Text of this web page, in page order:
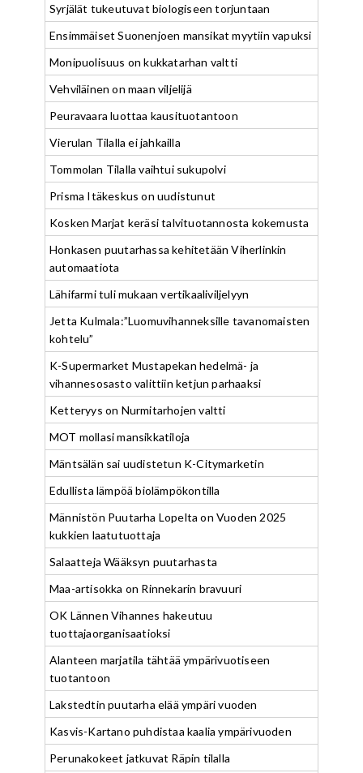
Syrjälät tukeutuvat biologiseen torjuntaan
Ensimmäiset Suonenjoen mansikat myytiin vapuksi
Monipuolisuus on kukkatarhan valtti
Vehviläinen on maan viljelijä
Peuravaara luottaa kausituotantoon
Vierulan Tilalla ei jahkailla
Tommolan Tilalla vaihtui sukupolvi
Prisma Itäkeskus on uudistunut
Kosken Marjat keräsi talvituotannosta kokemusta
Honkasen puutarhassa kehitetään Viherlinkin
automaatiota
Lähifarmi tuli mukaan vertikaaliviljelyyn
Jetta Kulmala:”Luomuvihanneksille tavanomaisten
kohtelu”
K-Supermarket Mustapekan hedelmä- ja
vihannesosasto valittiin ketjun parhaaksi
Ketteryys on Nurmitarhojen valtti
MOT mollasi mansikkatiloja
Mäntsälän sai uudistetun K-Citymarketin
Edullista lämpöä biolämpökontilla
Männistön Puutarha Lopelta on Vuoden 2025
kukkien laatutuottaja
Salaatteja Wääksyn puutarhasta
Maa-artisokka on Rinnekarin bravuuri
OK Lännen Vihannes hakeutuu
tuottajaorganisaatioksi
Alanteen marjatila tähtää ympärivuotiseen
tuotantoon
Lakstedtin puutarha elää ympäri vuoden
Kasvis-Kartano puhdistaa kaalia ympärivuoden
Perunakokeet jatkuvat Räpin tilalla